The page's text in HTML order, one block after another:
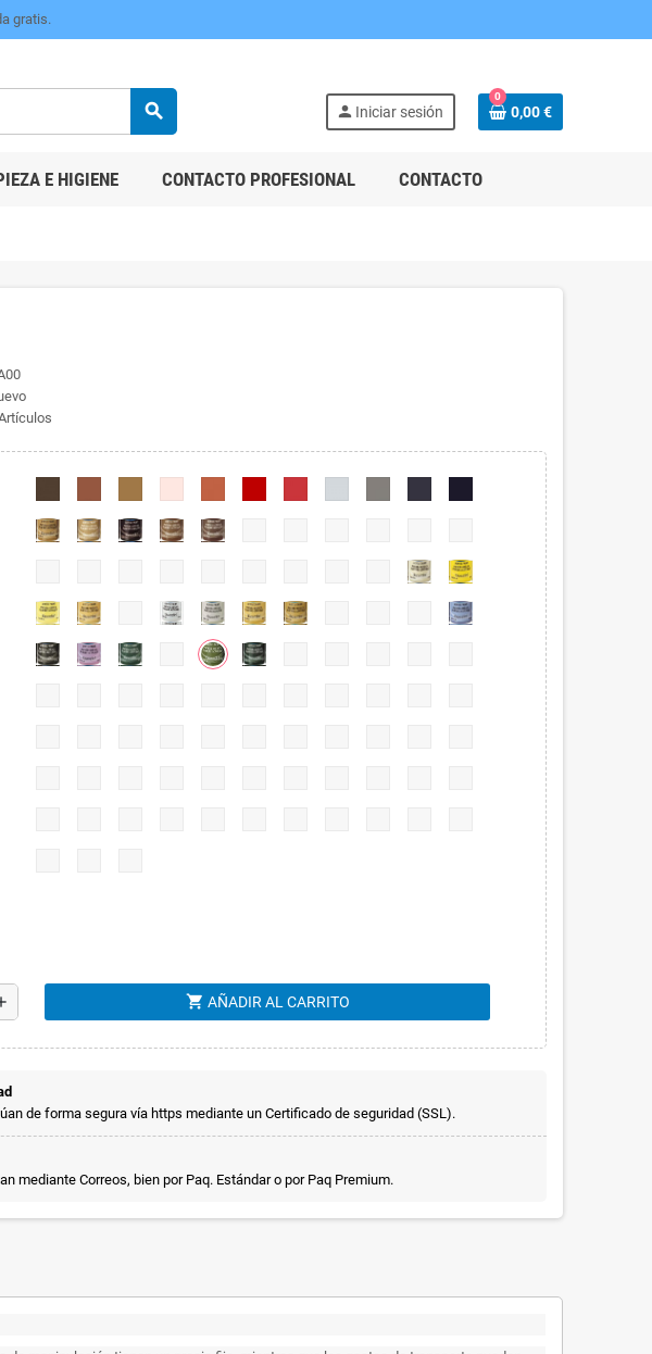
gratis.
search person Iniciar sesión
0
0,00 €
E HIGIENE CONTACTO PROFESIONAL CONTACTO
shopping_cart AÑADIR AL CARRITO
de forma segura vía https mediante un Certificado de seguridad (SSL).
mediante Correos, bien por Paq. Estándar o por Paq Premium.